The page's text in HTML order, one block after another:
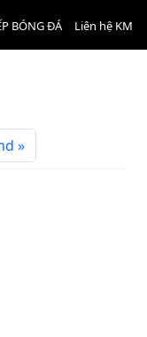
BÓNG ĐÁ Liên hệ KM